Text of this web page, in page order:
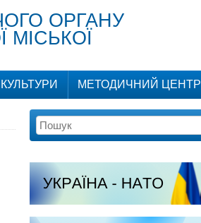
ОРГАНУ
МІСЬКОЇ
МЕТОДИЧНИЙ ЦЕНТР